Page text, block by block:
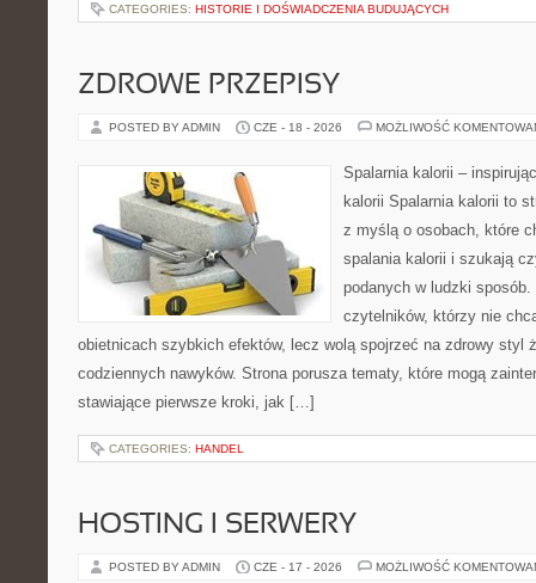
CATEGORIES: HISTORIE I DOŚWIADCZENIA BUDUJĄCYCH
ZDROWE PRZEPISY
POSTED BY ADMIN CZE - 18 - 2026 MOŻLIWOŚĆ
Spalarnia kalorii –
kalorii Spalarnia kalorii to
z myślą o osobach, które
spalania kalorii i szukają
podanych w ludzki sposób.
czytelników, którzy nie
obietnicach szybkich efektów, lecz wolą spojrzeć na zdrowy styl
codziennych nawyków. Strona porusza tematy, które mogą
stawiające pierwsze kroki, jak […]
CATEGORIES: HANDEL
HOSTING I SERWERY
POSTED BY ADMIN CZE - 17 - 2026 MOŻLIWOŚĆ